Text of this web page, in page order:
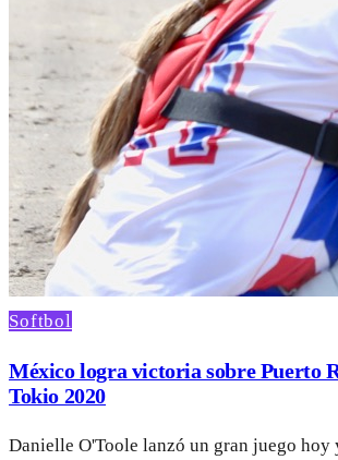
Softbol
México logra victoria sobre Puerto
Tokio 2020
Danielle O'Toole lanzó un gran juego hoy